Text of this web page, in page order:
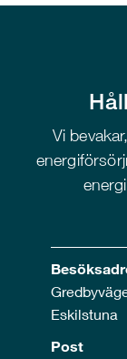
Vi
Eskilstuna
Post